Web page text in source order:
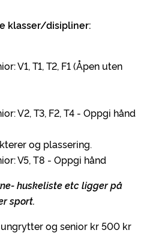
klasser/disipliner:
V1, T1, T2, F1 (Åpen uten
V2, T3, F2, T4 - Oppgi hånd
og plassering.
V5, T8 - Oppgi hånd
huskeliste etc ligger på
sport.
og senior kr 500 kr